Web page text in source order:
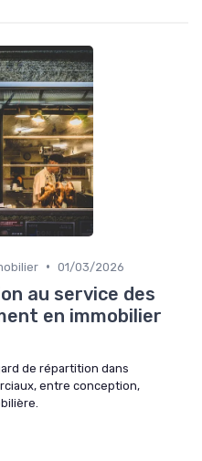
• 01/03/2026
au service des
en immobilier
de répartition dans
entre conception,